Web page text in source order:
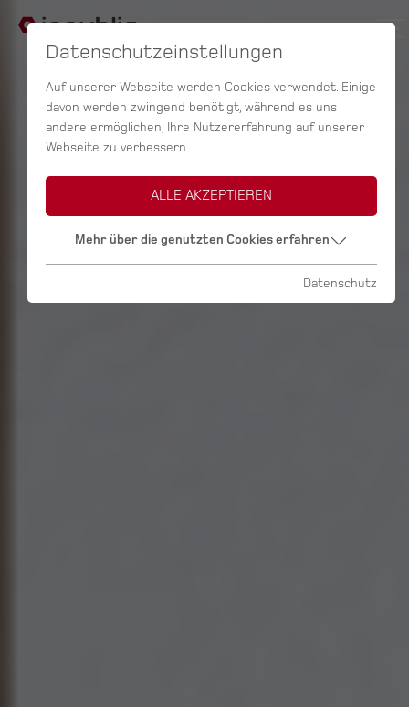
Datenschutzeinstellungen
Auf unserer Webseite werden Cookies verwendet. Einige
davon werden zwingend benötigt, während es uns
andere ermöglichen, Ihre Nutzererfahrung auf unserer
Webseite zu verbessern.
ALLE AKZEPTIEREN
Mehr über die genutzten Cookies erfahren
Datenschutz